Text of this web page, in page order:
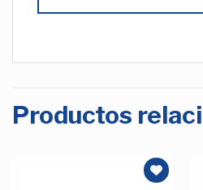
Productos